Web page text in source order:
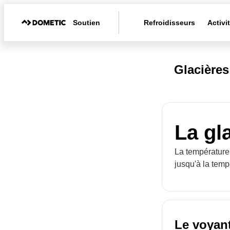
Soutien Refroidisseurs
La
La
jusqu'à la
Le